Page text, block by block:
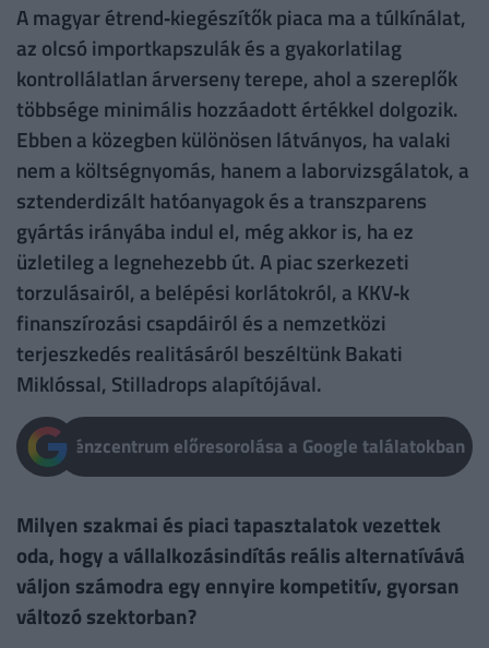
A magyar étrend‑kiegészítők piaca ma a túlkínálat,
az olcsó importkapszulák és a gyakorlatilag
kontrollálatlan árverseny terepe, ahol a szereplők
többsége minimális hozzáadott értékkel dolgozik.
Ebben a közegben különösen látványos, ha valaki
nem a költségnyomás, hanem a laborvizsgálatok, a
sztenderdizált hatóanyagok és a transzparens
gyártás irányába indul el, még akkor is, ha ez
üzletileg a legnehezebb út. A piac szerkezeti
torzulásairól, a belépési korlátokról, a KKV‑k
finanszírozási csapdáiról és a nemzetközi
terjeszkedés realitásáról beszéltünk Bakati
Miklóssal, Stilladrops alapítójával.
Pénzcentrum előresorolása a Google találatokban
Milyen szakmai és piaci tapasztalatok vezettek
oda, hogy a vállalkozásindítás reális alternatívává
váljon számodra egy ennyire kompetitív, gyorsan
változó szektorban?